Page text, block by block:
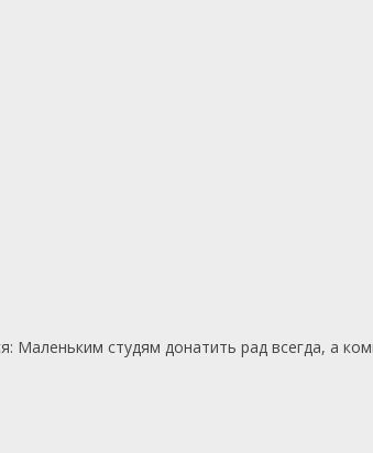
Маленьким студям донатить рад всегда, а